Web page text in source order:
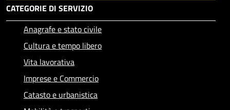
CATEGORIE DI SERVIZIO
Anagrafe e stato civile
Cultura e tempo libero
Vita lavorativa
Imprese e Commercio
Catasto e urbanistica